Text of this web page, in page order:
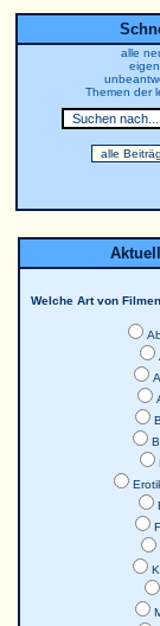
alle
Themen der
Welche Art von